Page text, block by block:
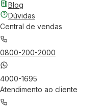
Blog
Dúvidas
Central de vendas
0800-200-2000
4000-1695
Atendimento ao cliente